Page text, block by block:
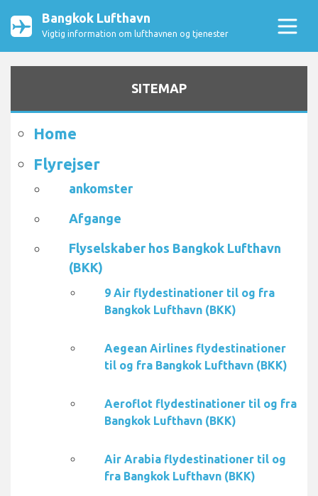
Bangkok Lufthavn
Vigtig information om lufthavnen og tjenester
SITEMAP
Home
Flyrejser
ankomster
Afgange
Flyselskaber hos Bangkok Lufthavn
(BKK)
9 Air flydestinationer til og fra
Bangkok Lufthavn (BKK)
Aegean Airlines flydestinationer
til og fra Bangkok Lufthavn (BKK)
Aeroflot flydestinationer til og fra
Bangkok Lufthavn (BKK)
Air Arabia flydestinationer til og
fra Bangkok Lufthavn (BKK)